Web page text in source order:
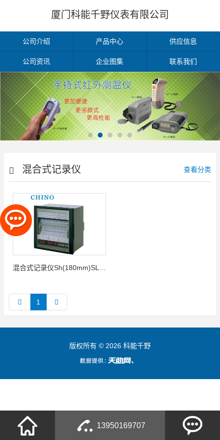
厦门科能千野仪表有限公司
公司介绍 产品中心 供应信息
公司资讯 企业图集 联系我们
混合式记录仪
Sh(180mm)/SL(100mm)
系列
查看分类
1
13950169707
版权所有 © 2026 科能千野